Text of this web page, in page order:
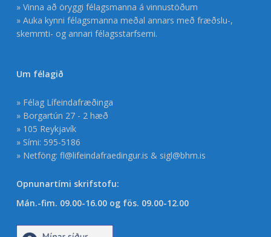
» Vinna að öryggi félagsmanna á vinnustöðum
» Auka kynni félagsmanna meðal annars með fræðslu-,
skemmti- og annari félagsstarfsemi.
Um félagið
» Félag Lífeindafræðinga
» Borgartún 27 - 2 hæð
» 105 Reykjavík
» Sími: 595-5186
» Netföng: fl@lifeindafraedingur.is & sigl@bhm.is
Opnunartími skrifstofu:
Mán.-fim. 09.00-16.00 og fös. 09.00-12.00